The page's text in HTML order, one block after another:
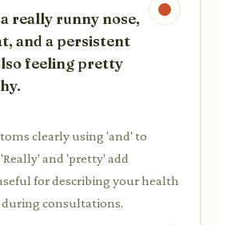
really runny nose,
and a persistent
feeling pretty
clearly using 'and' to
and 'pretty' add
for describing your health
during consultations.